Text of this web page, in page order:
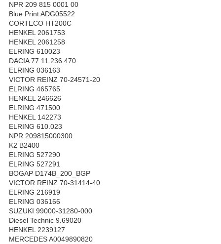
NPR 209 815 0001 00
Blue Print ADG05522
CORTECO HT200C
HENKEL 2061753
HENKEL 2061258
ELRING 610023
DACIA 77 11 236 470
ELRING 036163
VICTOR REINZ 70-24571-20
ELRING 465765
HENKEL 246626
ELRING 471500
HENKEL 142273
ELRING 610.023
NPR 209815000300
K2 B2400
ELRING 527290
ELRING 527291
BOGAP D174B_200_BGP
VICTOR REINZ 70-31414-40
ELRING 216919
ELRING 036166
SUZUKI 99000-31280-000
Diesel Technic 9.69020
HENKEL 2239127
MERCEDES A0049890820